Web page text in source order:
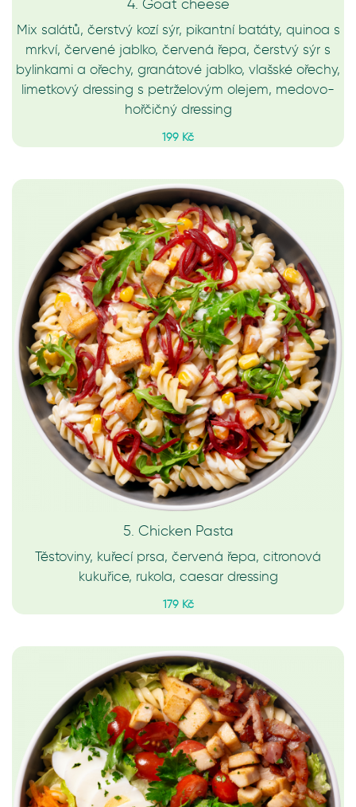
4. Goat cheese
Mix salátů, čerstvý kozí sýr, pikantní batáty, quinoa s
mrkví, červené jablko, červená řepa, čerstvý sýr s
bylinkami a ořechy, granátové jablko, vlašské ořechy,
limetkový dressing s petrželovým olejem, medovo-
hořčičný dressing
199 Kč
5. Chicken Pasta
Těstoviny, kuřecí prsa, červená řepa, citronová
kukuřice, rukola, caesar dressing
179 Kč